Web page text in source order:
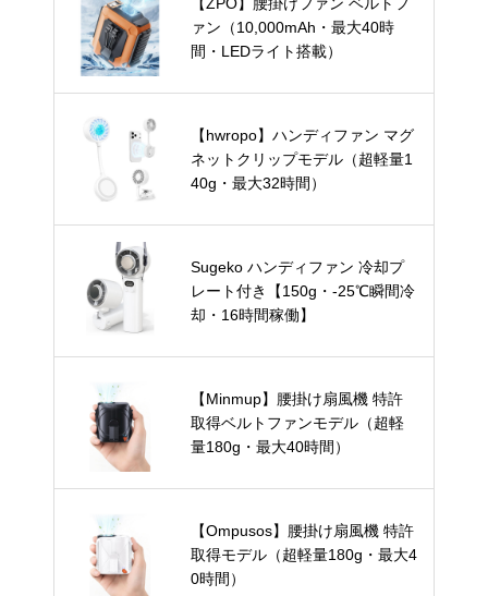
ァン（10,000mAh・最大40時
間・LEDライト搭載）
【hwropo】ハンディファン マグ
ネットクリップモデル（超軽量1
40g・最大32時間）
Sugeko ハンディファン 冷却プ
レート付き【150g・-25℃瞬間冷
却・16時間稼働】
【Minmup】腰掛け扇風機 特許
取得ベルトファンモデル（超軽
量180g・最大40時間）
【Ompusos】腰掛け扇風機 特許
取得モデル（超軽量180g・最大4
0時間）